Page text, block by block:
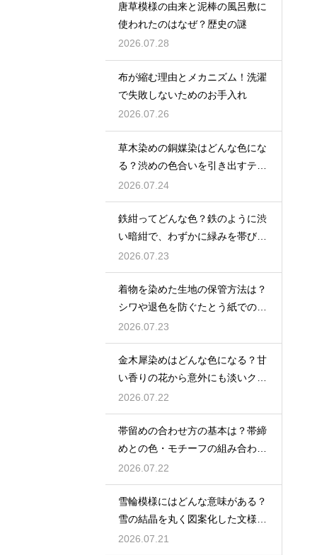
唐草模様の由来と泥棒の風呂敷に
使われたのはなぜ？歴史の謎
2026.07.28
布が縮む理由とメカニズム！洗濯
で失敗しないためのお手入れ
2026.07.26
草木染めの銅媒染はどんな色にな
る？渋めの色合いを引き出すテク
ニック
2026.07.24
鉄紺ってどんな色？鉄のように渋
い暗紺で、わずかに緑みを帯びた
伝統色を解説
2026.07.23
着物を染めた生地の保管方法は？
シワや退色を防ぐたとう紙での保
存術
2026.07.23
金木犀染めはどんな色になる？甘
い香りの花から意外にも淡いクリ
ーム色〜ベージュに染まる
2026.07.22
帯留めの合わせ方の基本は？帯締
めとの色・モチーフの組み合わせ
で失敗しないコツを解説
2026.07.22
雪輪模様にはどんな意味がある？
雪の結晶を丸く図案化した文様に
清浄と豊年への願いを込めた意味
2026.07.21